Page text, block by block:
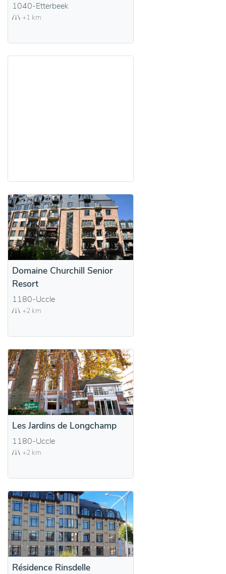
1040-Etterbeek
+1 km
Domaine Churchill Senior
Resort
1180-Uccle
+2 km
Les Jardins de Longchamp
1180-Uccle
+2 km
Résidence Rinsdelle